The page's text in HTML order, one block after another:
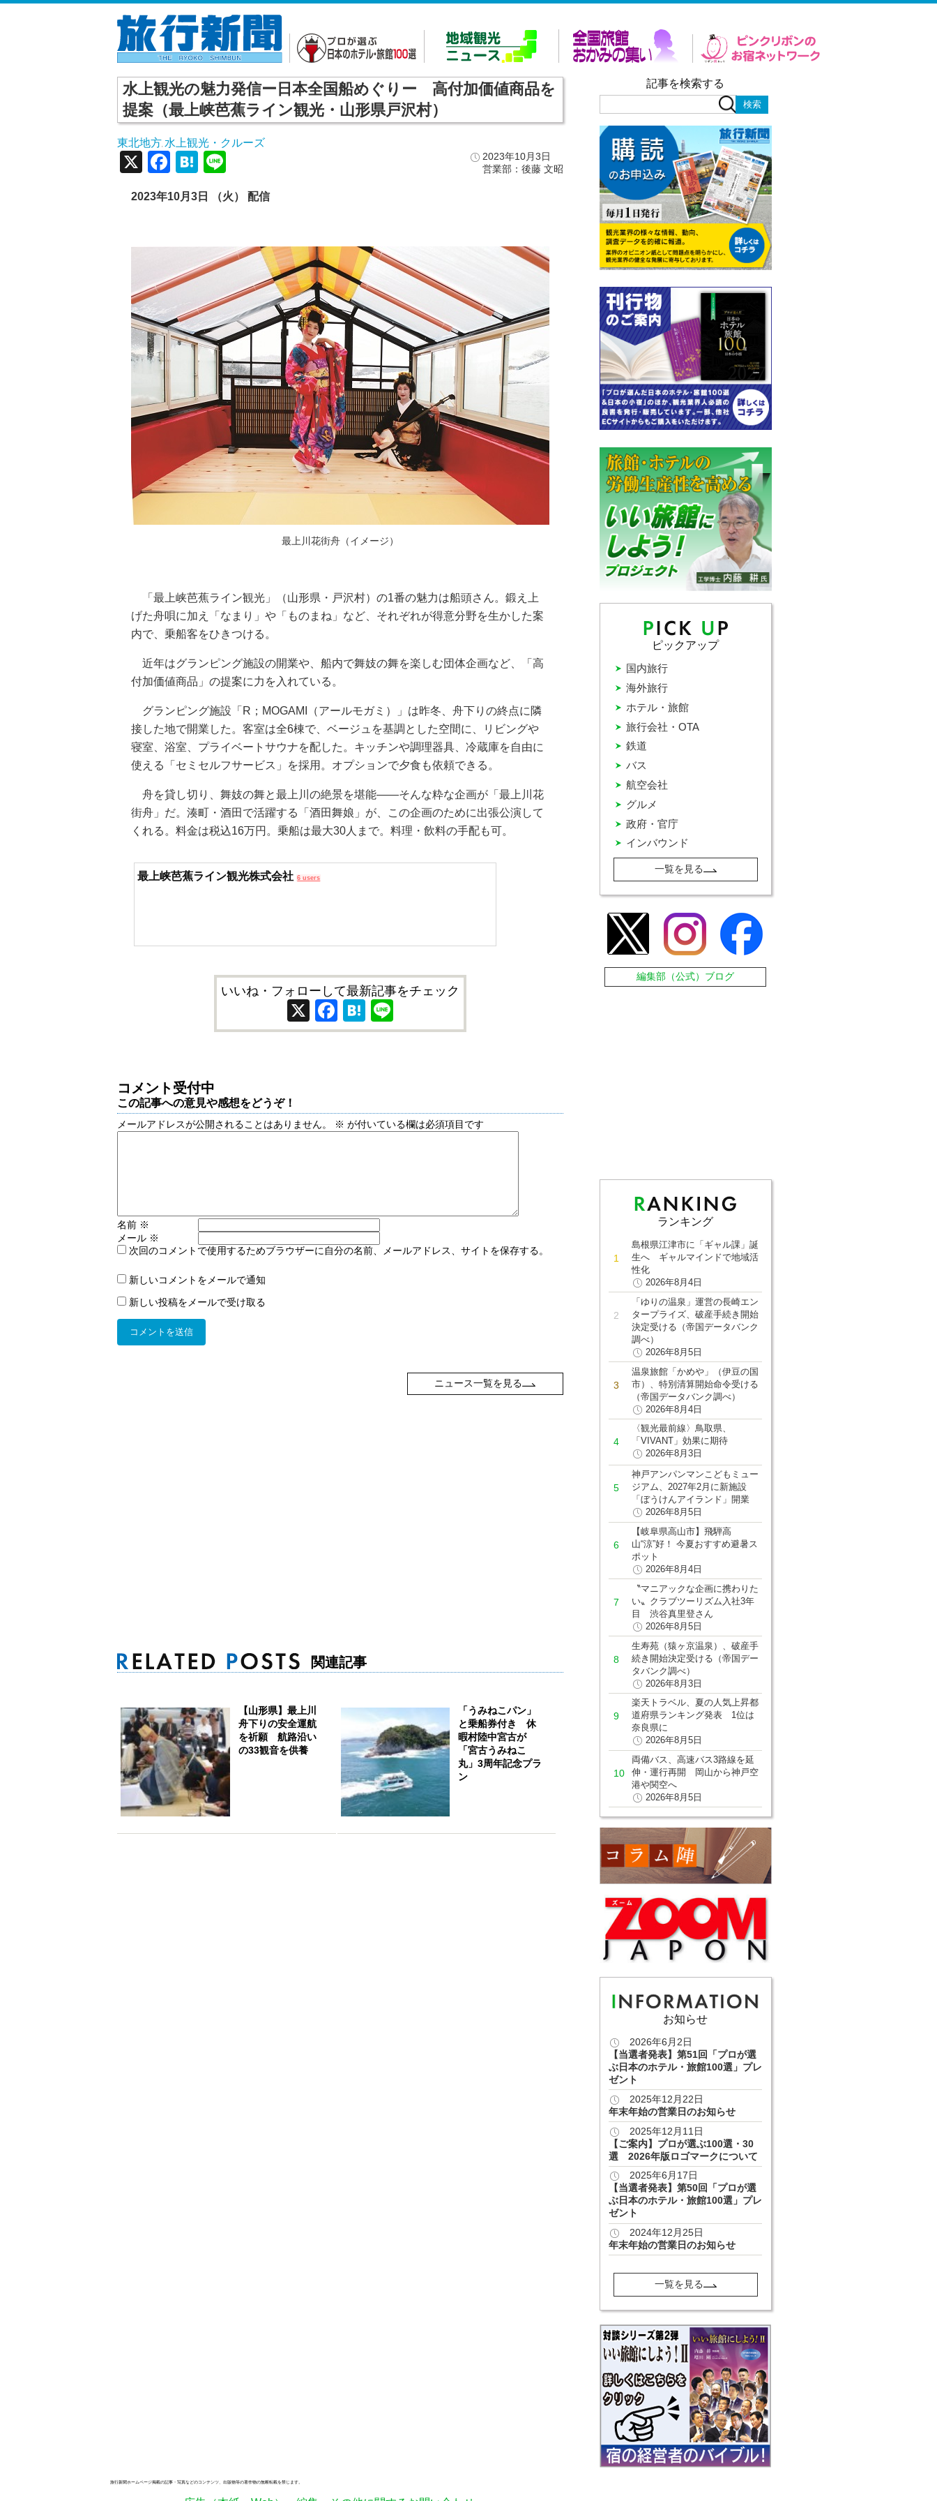
水上観光の魅力発信ー日本全国船めぐりー 高付加価値商品を
提案（最上峡芭蕉ライン観光・山形県戸沢村）
東北地方 水上観光・クルーズ
2023年10月3日
営業部：後藤 文昭
X Facebook
Hatena
2023年10月3日 （火） 配信
最上川花街舟（イメージ）
「最上峡芭蕉ライン観光」（山形県・戸沢村）の1番の魅力は船頭さん。鍛え上
げた舟唄に加え「なまり」や「ものまね」など、それぞれが得意分野を生かした案
内で、乗船客をひきつける。
近年はグランピング施設の開業や、船内で舞妓の舞を楽しむ団体企画など、「高
付加価値商品」の提案に力を入れている。
グランピング施設「R；MOGAMI（アールモガミ）」は昨冬、舟下りの終点に隣
接した地で開業した。客室は全6棟で、ベージュを基調とした空間に、リビングや
寝室、浴室、プライベートサウナを配した。キッチンや調理器具、冷蔵庫を自由に
使える「セミセルフサービス」を採用。オプションで夕食も依頼できる。
舟を貸し切り、舞妓の舞と最上川の絶景を堪能――そんな粋な企画が「最上川花
街舟」だ。湊町・酒田で活躍する「酒田舞娘」が、この企画のために出張公演して
くれる。料金は税込16万円。乗船は最大30人まで。料理・飲料の手配も可。
最上峡芭蕉ライン観光株式会社 6 users
いいね・フォローして最新記事をチェック
X Facebook
Hatena
コメント受付中
この記事への意見や感想をどうぞ！
メールアドレスが公開されることはありません。 ※ が付いている欄は必須項目です
名前 ※
メール ※
次回のコメントで使用するためブラウザーに自分の名前、メールアドレス、サイトを保存する。
新しいコメントをメールで通知
新しい投稿をメールで受け取る
ニュース一覧を見る
関連記事
【山形県】最上川
舟下りの安全運航
を祈願 航路沿い
の33観音を供養
「うみねこパン」
と乗船券付き 休
暇村陸中宮古が
「宮古うみねこ
丸」3周年記念プラ
ン
記事を検索する
ピックアップ
インバウンド
グルメ
バス
ホテル・旅館
国内旅行
政府・官庁
旅行会社・OTA
海外旅行
航空会社
鉄道
一覧を見る
編集部（公式）ブログ
ランキング
島根県江津市に「ギャル課」誕
生へ ギャルマインドで地域活
性化
2026年8月4日
「ゆりの温泉」運営の長崎エン
タープライズ、破産手続き開始
決定受ける（帝国データバンク
調べ）
2026年8月5日
温泉旅館「かめや」（伊豆の国
市）、特別清算開始命令受ける
（帝国データバンク調べ）
2026年8月4日
〈観光最前線〉鳥取県、
「VIVANT」効果に期待
2026年8月3日
神戸アンパンマンこどもミュー
ジアム、2027年2月に新施設
「ぼうけんアイランド」開業
2026年8月5日
【岐阜県高山市】飛騨高
山“涼”好！ 今夏おすすめ避暑ス
ポット
2026年8月4日
〝マニアックな企画に携わりた
い〟クラブツーリズム入社3年
目 渋谷真里登さん
2026年8月5日
生寿苑（猿ヶ京温泉）、破産手
続き開始決定受ける（帝国デー
タバンク調べ）
2026年8月3日
楽天トラベル、夏の人気上昇都
道府県ランキング発表 1位は
奈良県に
2026年8月5日
両備バス、高速バス3路線を延
伸・運行再開 岡山から神戸空
港や関空へ
2026年8月5日
お知らせ
2026年6月2日
【当選者発表】第51回「プロが選
ぶ日本のホテル・旅館100選」プレ
ゼント
2025年12月22日
年末年始の営業日のお知らせ
2025年12月11日
【ご案内】プロが選ぶ100選・30
選 2026年版ロゴマークについて
2025年6月17日
【当選者発表】第50回「プロが選
ぶ日本のホテル・旅館100選」プレ
ゼント
2024年12月25日
年末年始の営業日のお知らせ
一覧を見る
旅行新聞ホームページ掲載の記事・写真などのコンテンツ、出版物等の著作物の無断転載を禁じます。